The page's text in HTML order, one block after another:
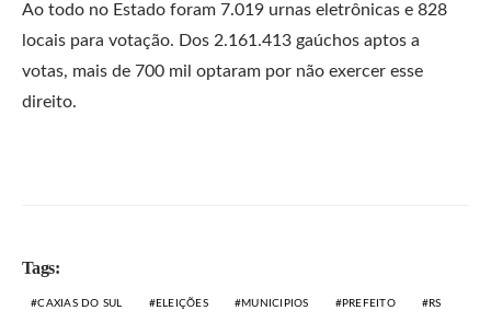
Ao todo no Estado foram 7.019 urnas eletrônicas e 828
locais para votação. Dos 2.161.413 gaúchos aptos a
votas, mais de 700 mil optaram por não exercer esse
direito.
Tags:
CAXIAS DO SUL ELEIÇÕES MUNICIPIOS PREFEITO RS